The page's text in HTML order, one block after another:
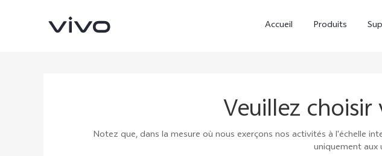
Accueil Produits
Veuillez
Notez que, dans la mesure où nous exerçons nos activités à l'échelle
uniquement aux